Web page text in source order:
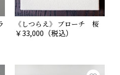
箔
《しつらえ》 ブローチ 桜
￥33,000 （税込）